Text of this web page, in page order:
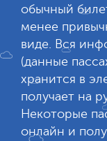
обычный
менее
виде. Вся
(данные
хранится в
получает на
Некоторые
онлайн и